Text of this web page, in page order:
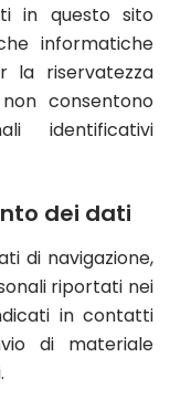
in questo sito
informatiche
la riservatezza
consentono
identificativi
dei dati
di navigazione,
riportati nei
in contatti
di materiale